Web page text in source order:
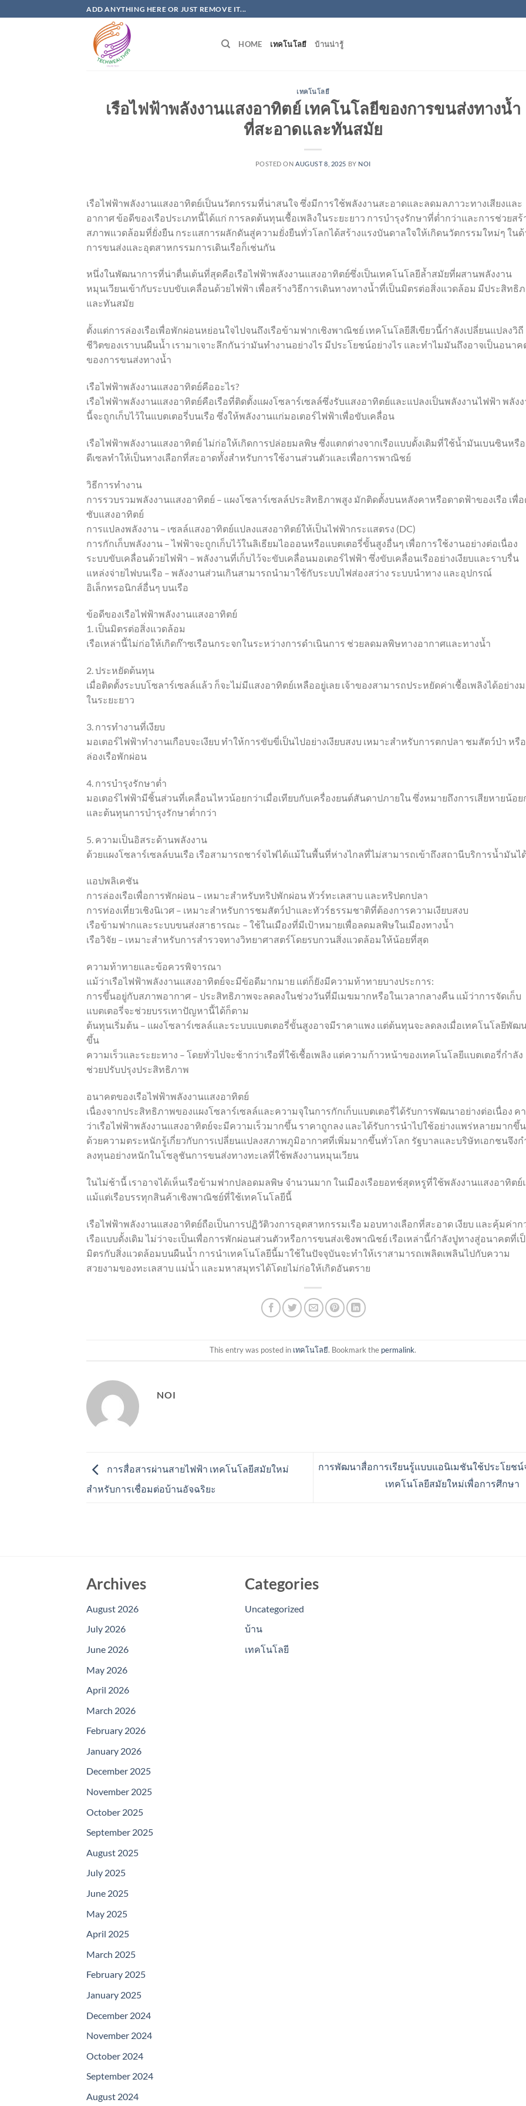
to
ADD ANYTHING HERE OR JUST REMOVE IT...
HOME เทคโนโลยี บ้านน่ารู้
เทคโนโลยี
เรือไฟฟ้าพลังงานแสงอาทิตย์ เทคโนโลยีของการขนส่งทางน้ำ
ที่สะอาดและทันสมัย
POSTED ON AUGUST 8, 2025 BY NOI
เรือไฟฟ้าพลังงานแสงอาทิตย์เป็นนวัตกรรมที่น่าสนใจ ซึ่งมีการใช้พลังงานสะอาดและลดมลภาวะทางเสียงและ
อากาศ ข้อดีของเรือประเภทนี้ได้แก่ การลดต้นทุนเชื้อเพลิงในระยะยาว การบำรุงรักษาที่ต่ำกว่าและการช่วยสร้
สภาพแวดล้อมที่ยั่งยืน กระแสการผลักดันสู่ความยั่งยืนทั่วโลกได้สร้างแรงบันดาลใจให้เกิดนวัตกรรมใหม่ๆ ใน
การขนส่งและอุตสาหกรรมการเดินเรือก็เช่นกัน
หนึ่งในพัฒนาการที่น่าตื่นเต้นที่สุดคือเรือไฟฟ้าพลังงานแสงอาทิตย์ซึ่งเป็นเทคโนโลยีล้ำสมัยที่ผสานพลังงาน
หมุนเวียนเข้ากับระบบขับเคลื่อนด้วยไฟฟ้า เพื่อสร้างวิธีการเดินทางทางน้ำที่เป็นมิตรต่อสิ่งแวดล้อม มีประสิทธิ
และทันสมัย
ตั้งแต่การล่องเรือเพื่อพักผ่อนหย่อนใจไปจนถึงเรือข้ามฟากเชิงพาณิชย์ เทคโนโลยีสีเขียวนี้กำลังเปลี่ยนแปลงวิถี
ชีวิตของเราบนผืนน้ำ เรามาเจาะลึกกันว่ามันทำงานอย่างไร มีประโยชน์อย่างไร และทำไมมันถึงอาจเป็นอนาค
ของการขนส่งทางน้ำ
เรือไฟฟ้าพลังงานแสงอาทิตย์คืออะไร?
เรือไฟฟ้าพลังงานแสงอาทิตย์คือเรือที่ติดตั้งแผงโซลาร์เซลล์ซึ่งรับแสงอาทิตย์และแปลงเป็นพลังงานไฟฟ้า พลัง
นี้จะถูกเก็บไว้ในแบตเตอรี่บนเรือ ซึ่งให้พลังงานแก่มอเตอร์ไฟฟ้าเพื่อขับเคลื่อน
เรือไฟฟ้าพลังงานแสงอาทิตย์ ไม่ก่อให้เกิดการปล่อยมลพิษ ซึ่งแตกต่างจากเรือแบบดั้งเดิมที่ใช้น้ำมันเบนซินหรือ
ดีเซลทำให้เป็นทางเลือกที่สะอาดทั้งสำหรับการใช้งานส่วนตัวและเพื่อการพาณิชย์
วิธีการทำงาน
การรวบรวมพลังงานแสงอาทิตย์ – แผงโซลาร์เซลล์ประสิทธิภาพสูง มักติดตั้งบนหลังคาหรือดาดฟ้าของเรือ เพื่
ซับแสงอาทิตย์
การแปลงพลังงาน – เซลล์แสงอาทิตย์แปลงแสงอาทิตย์ให้เป็นไฟฟ้ากระแสตรง (DC)
การกักเก็บพลังงาน – ไฟฟ้าจะถูกเก็บไว้ในลิเธียมไอออนหรือแบตเตอรี่ขั้นสูงอื่นๆ เพื่อการใช้งานอย่างต่อเนื่อง
ระบบขับเคลื่อนด้วยไฟฟ้า – พลังงานที่เก็บไว้จะขับเคลื่อนมอเตอร์ไฟฟ้า ซึ่งขับเคลื่อนเรืออย่างเงียบและราบรื่น
แหล่งจ่ายไฟบนเรือ – พลังงานส่วนเกินสามารถนำมาใช้กับระบบไฟส่องสว่าง ระบบนำทาง และอุปกรณ์
อิเล็กทรอนิกส์อื่นๆ บนเรือ
ข้อดีของเรือไฟฟ้าพลังงานแสงอาทิตย์
1. เป็นมิตรต่อสิ่งแวดล้อม
เรือเหล่านี้ไม่ก่อให้เกิดก๊าซเรือนกระจกในระหว่างการดำเนินการ ช่วยลดมลพิษทางอากาศและทางน้ำ
2. ประหยัดต้นทุน
เมื่อติดตั้งระบบโซลาร์เซลล์แล้ว ก็จะไม่มีแสงอาทิตย์เหลืออยู่เลย เจ้าของสามารถประหยัดค่าเชื้อเพลิงได้อย่าง
ในระยะยาว
3. การทำงานที่เงียบ
มอเตอร์ไฟฟ้าทำงานเกือบจะเงียบ ทำให้การขับขี่เป็นไปอย่างเงียบสงบ เหมาะสำหรับการตกปลา ชมสัตว์ป่า หรือ
ล่องเรือพักผ่อน
4. การบำรุงรักษาต่ำ
มอเตอร์ไฟฟ้ามีชิ้นส่วนที่เคลื่อนไหวน้อยกว่าเมื่อเทียบกับเครื่องยนต์สันดาปภายใน ซึ่งหมายถึงการเสียหายน้อย
และต้นทุนการบำรุงรักษาต่ำกว่า
5. ความเป็นอิสระด้านพลังงาน
ด้วยแผงโซลาร์เซลล์บนเรือ เรือสามารถชาร์จไฟได้แม้ในพื้นที่ห่างไกลที่ไม่สามารถเข้าถึงสถานีบริการน้ำมันไ
แอปพลิเคชัน
การล่องเรือเพื่อการพักผ่อน – เหมาะสำหรับทริปพักผ่อน ทัวร์ทะเลสาบ และทริปตกปลา
การท่องเที่ยวเชิงนิเวศ – เหมาะสำหรับการชมสัตว์ป่าและทัวร์ธรรมชาติที่ต้องการความเงียบสงบ
เรือข้ามฟากและระบบขนส่งสาธารณะ – ใช้ในเมืองที่มีเป้าหมายเพื่อลดมลพิษในเมืองทางน้ำ
เรือวิจัย – เหมาะสำหรับการสำรวจทางวิทยาศาสตร์โดยรบกวนสิ่งแวดล้อมให้น้อยที่สุด
ความท้าทายและข้อควรพิจารณา
แม้ว่าเรือไฟฟ้าพลังงานแสงอาทิตย์จะมีข้อดีมากมาย แต่ก็ยังมีความท้าทายบางประการ:
การขึ้นอยู่กับสภาพอากาศ – ประสิทธิภาพจะลดลงในช่วงวันที่มีเมฆมากหรือในเวลากลางคืน แม้ว่าการจัดเก็บ
แบตเตอรี่จะช่วยบรรเทาปัญหานี้ได้ก็ตาม
ต้นทุนเริ่มต้น – แผงโซลาร์เซลล์และระบบแบตเตอรี่ขั้นสูงอาจมีราคาแพง แต่ต้นทุนจะลดลงเมื่อเทคโนโลยีพัฒ
ขึ้น
ความเร็วและระยะทาง – โดยทั่วไปจะช้ากว่าเรือที่ใช้เชื้อเพลิง แต่ความก้าวหน้าของเทคโนโลยีแบตเตอรี่กำลัง
ช่วยปรับปรุงประสิทธิภาพ
อนาคตของเรือไฟฟ้าพลังงานแสงอาทิตย์
เนื่องจากประสิทธิภาพของแผงโซลาร์เซลล์และความจุในการกักเก็บแบตเตอรี่ได้รับการพัฒนาอย่างต่อเนื่อง ค
ว่าเรือไฟฟ้าพลังงานแสงอาทิตย์จะมีความเร็วมากขึ้น ราคาถูกลง และได้รับการนำไปใช้อย่างแพร่หลายมากขึ้น
ด้วยความตระหนักรู้เกี่ยวกับการเปลี่ยนแปลงสภาพภูมิอากาศที่เพิ่มมากขึ้นทั่วโลก รัฐบาลและบริษัทเอกชนจึงก
ลงทุนอย่างหนักในโซลูชันการขนส่งทางทะเลที่ใช้พลังงานหมุนเวียน
ในไม่ช้านี้ เราอาจได้เห็นเรือข้ามฟากปลอดมลพิษ จำนวนมาก ในเมืองเรือยอทช์สุดหรูที่ใช้พลังงานแสงอาทิตย์
แม้แต่เรือบรรทุกสินค้าเชิงพาณิชย์ที่ใช้เทคโนโลยีนี้
เรือไฟฟ้าพลังงานแสงอาทิตย์ถือเป็นการปฏิวัติวงการอุตสาหกรรมเรือ มอบทางเลือกที่สะอาด เงียบ และคุ้มค่าก
เรือแบบดั้งเดิม ไม่ว่าจะเป็นเพื่อการพักผ่อนส่วนตัวหรือการขนส่งเชิงพาณิชย์ เรือเหล่านี้กำลังปูทางสู่อนาคตที่เ
มิตรกับสิ่งแวดล้อมบนผืนน้ำ การนำเทคโนโลยีนี้มาใช้ในปัจจุบันจะทำให้เราสามารถเพลิดเพลินไปกับความ
สวยงามของทะเลสาบ แม่น้ำ และมหาสมุทรได้โดยไม่ก่อให้เกิดอันตราย
This entry was posted in เทคโนโลยี. Bookmark the permalink.
NOI
การสื่อสารผ่านสายไฟฟ้า เทคโนโลยีสมัยใหม่
สำหรับการเชื่อมต่อบ้านอัจฉริยะ
การพัฒนาสื่อการเรียนรู้แบบแอนิเมชันใช้ประโยชน์
เทคโนโลยีสมัยใหม่เพื่อการศึกษา
Archives
August 2026
July 2026
June 2026
May 2026
April 2026
March 2026
February 2026
January 2026
December 2025
November 2025
October 2025
September 2025
August 2025
July 2025
June 2025
May 2025
April 2025
March 2025
February 2025
January 2025
December 2024
November 2024
October 2024
September 2024
August 2024
Categories
Uncategorized
บ้าน
เทคโนโลยี